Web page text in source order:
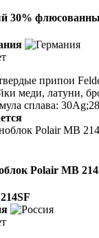
30%
припои
меди, латуни,
сплава:
Polair MB